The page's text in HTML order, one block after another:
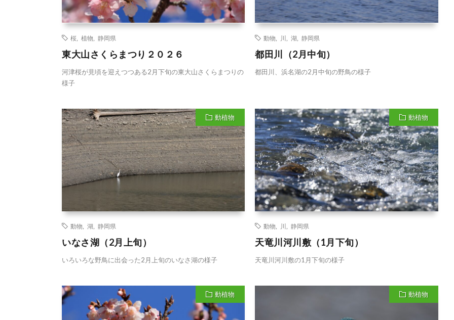
桜 植物 静岡県
東大山さくらまつり２０２６
河津桜が見頃を迎えつつある2月下旬の東大山さくらまつりの
様子
動物 川 ,湖 ,静岡県
都田川（2月中旬）
都田川、浜名湖の2月中旬の野鳥の様子
動植物
動物 湖 静岡県
いなさ湖（2月上旬）
いろいろな野鳥に出会った2月上旬のいなさ湖の様子
動植物
動物 川 ,静岡県
天竜川河川敷（1月下旬）
天竜川河川敷の1月下旬の様子
動植物 動植物